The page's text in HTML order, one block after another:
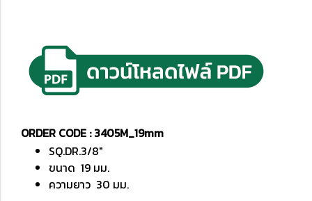
ORDER CODE : 3405M_19mm
SQ.DR.3/8"
ขนาด 19 มม.
ความยาว 30 มม.